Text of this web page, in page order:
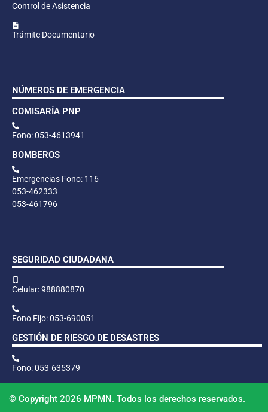
Control de Asistencia
Trámite Documentario
NÚMEROS DE EMERGENCIA
COMISARÍA PNP
Fono: 053-4613941
BOMBEROS
Emergencias Fono: 116
053-462333
053-461796
SEGURIDAD CIUDADANA
Celular: 988880870
Fono Fijo: 053-690051
GESTIÓN DE RIESGO DE DESASTRES
Fono: 053-635379
© Copyright 2026 MPMN. Todos los derechos reservados.